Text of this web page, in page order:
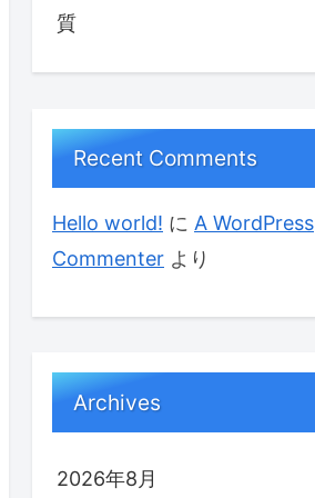
質
Recent Comments
Hello world! に A WordPress
Commenter より
Archives
2026年8月